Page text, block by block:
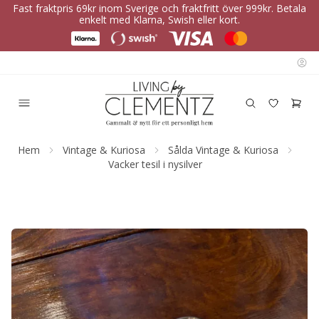
Fast fraktpris 69kr inom Sverige och fraktfritt över 999kr. Betala
enkelt med Klarna, Swish eller kort.
Hem Vintage & Kuriosa
Sålda Vintage & Kuriosa
Vacker tesil i nysilver